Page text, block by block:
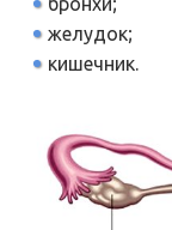
желудок;
кишечник.